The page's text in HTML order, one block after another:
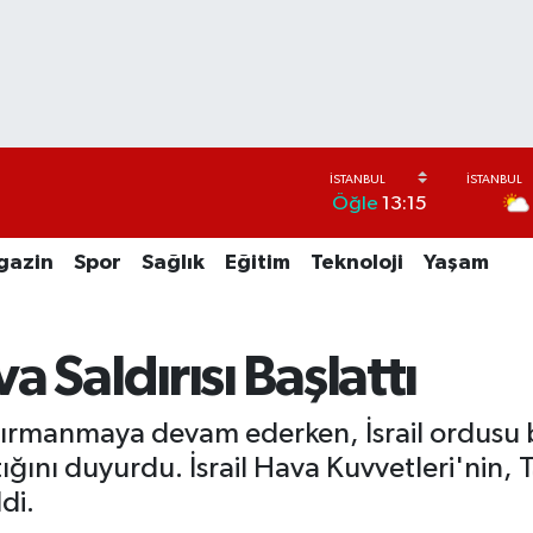
Öğle 13:15
Spor Sağlık Eğitim Teknoloji Yaşam
Saldırısı Başlattı
devam ederken, İsrail ordusu
duyurdu. İsrail Hava Kuvvetleri'nin,